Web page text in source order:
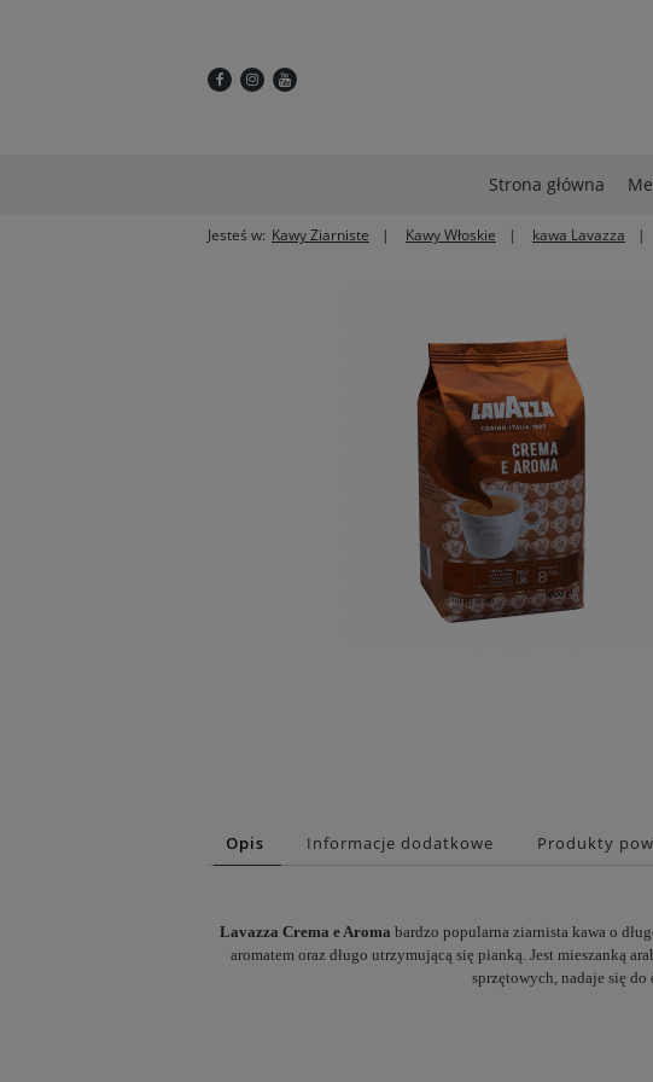
Strona główna
Jesteś w: Kawy Ziarniste Kawy Włoskie kawa Lavazza
Opis Informacje dodatkowe Produkty
Lavazza Crema e Aroma bardzo popularna ziarnista kawa o
aromatem oraz długo utrzymującą się pianką. Jest mieszanką
sprzętowych, nadaje się